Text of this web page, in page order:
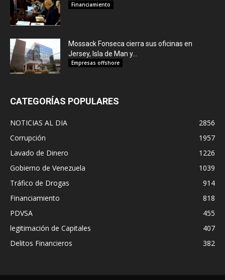
Financiamiento
Mossack Fonseca cierra sus oficinas en
Jersey, Isla de Man y...
Empresas offshore
CATEGORÍAS POPULARES
NOTICIAS AL DIA
2856
Corrupción
1957
Lavado de Dinero
1226
Gobierno de Venezuela
1039
Tráfico de Drogas
914
Financiamiento
818
PDVSA
455
legitimación de Capitales
407
Delitos Financieros
382